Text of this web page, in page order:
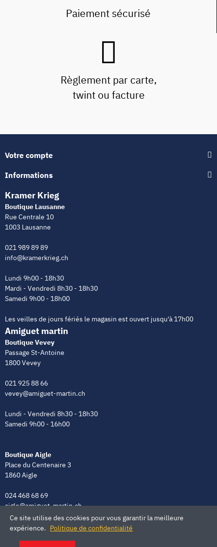
Paiement sécurisé
Règlement par carte,
twint ou facture
Votre compte
Informations
Kramer Krieg
Boutique Lausanne
Rue Centrale 10
1003 Lausanne
021 989 89 89
info@kramerkrieg.ch
Lundi 9h00 - 18h30
Mardi - Vendredi 8h30 - 18h30
Samedi 9h00 - 18h00
Les veilles de jours fériés le magasin est ouvert jusqu'à 17h00
Amiguet martin
Boutique Vevey
Passage St-Antoine
1800 Vevey
021 925 88 66
vevey@amiguet-martin.ch
Lundi - Vendredi 8h30 - 18h30
Samedi 9h00 - 16h00
Boutique Aigle
Place du Centenaire 3
1860 Aigle
024 468 68 69
aigle@amiguet-martin.ch
Lundi - Vendredi 8h00 - 12h00 | 13h30 - 18h30
Ce site utilise des cookies pour vous garantir la meilleure
expérience. Politique de confidentialité